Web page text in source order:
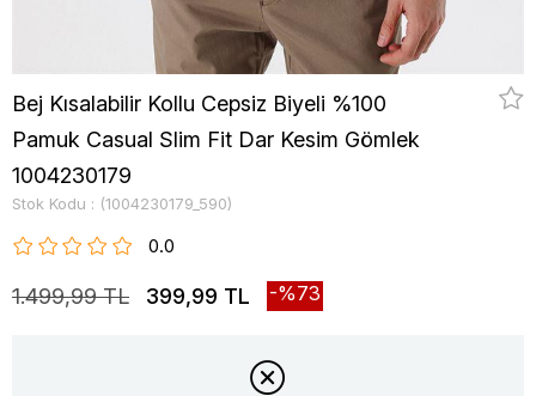
Bej Kısalabilir Kollu Cepsiz Biyeli %100
Pamuk Casual Slim Fit Dar Kesim Gömlek
1004230179
Stok Kodu (1004230179_590)
0.0
1.499,99 TL 399,99 TL 73